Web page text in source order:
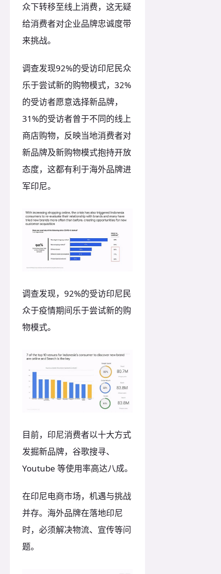
众下转移至线上消费，这无疑
给消费者对企业品牌忠诚度带
来挑战。
调查发现92%的受访印尼民众
乐于尝试新的购物模式，32%
的受访者愿意选择新品牌，
31%的受访者曾于不同的线上
商店购物，反映当地消费者对
新品牌及新购物模式抱持开放
态度，这都有利于海外品牌进
军印尼。
调查发现，92%的受访印尼民
众于疫情期间乐于尝试新的购
物模式。
目前，印尼消费者以十大方式
发掘新品牌，谷歌搜寻、
Youtube 等使用率高达八成。
在印尼电商市场，机遇与挑战
并存。海外品牌在落地印尼
时，必须解决物流、宣传等问
题。